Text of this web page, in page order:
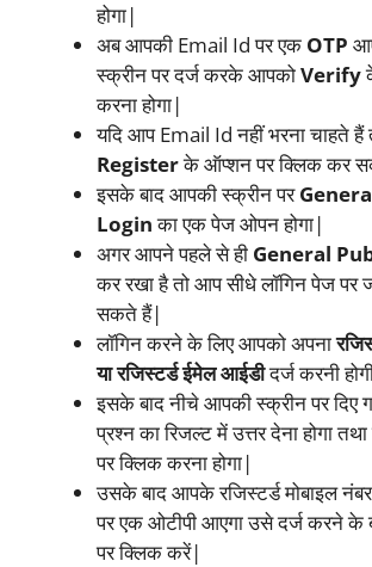
होगा|
अब आपकी Email Id पर एक OTP
स्क्रीन पर दर्ज करके आपकोVerify
करना होगा|
यदि आप Email Id नहीं भरना चाहते
Registerके ऑप्शन पर क्लिक कर
इसके बाद आपकी स्क्रीन पर
Loginका एक पेज ओपन होगा|
अगर आपने पहले से ही General
कर रखा है तो आप सीधे लॉगिन पेज
सकते हैं|
लॉगिन करने के लिए आपको अपना
या रजिस्टर्ड ईमेल आईडीदर्ज करनी
इसके बाद नीचे आपकी स्क्रीन पर दिए
प्रश्न का रिजल्ट में उत्तर देना होगा
पर क्लिक करना होगा|
उसके बाद आपके रजिस्टर्ड मोबाइल
पर एक ओटीपी आएगा उसे दर्ज करने के
पर क्लिक करें|